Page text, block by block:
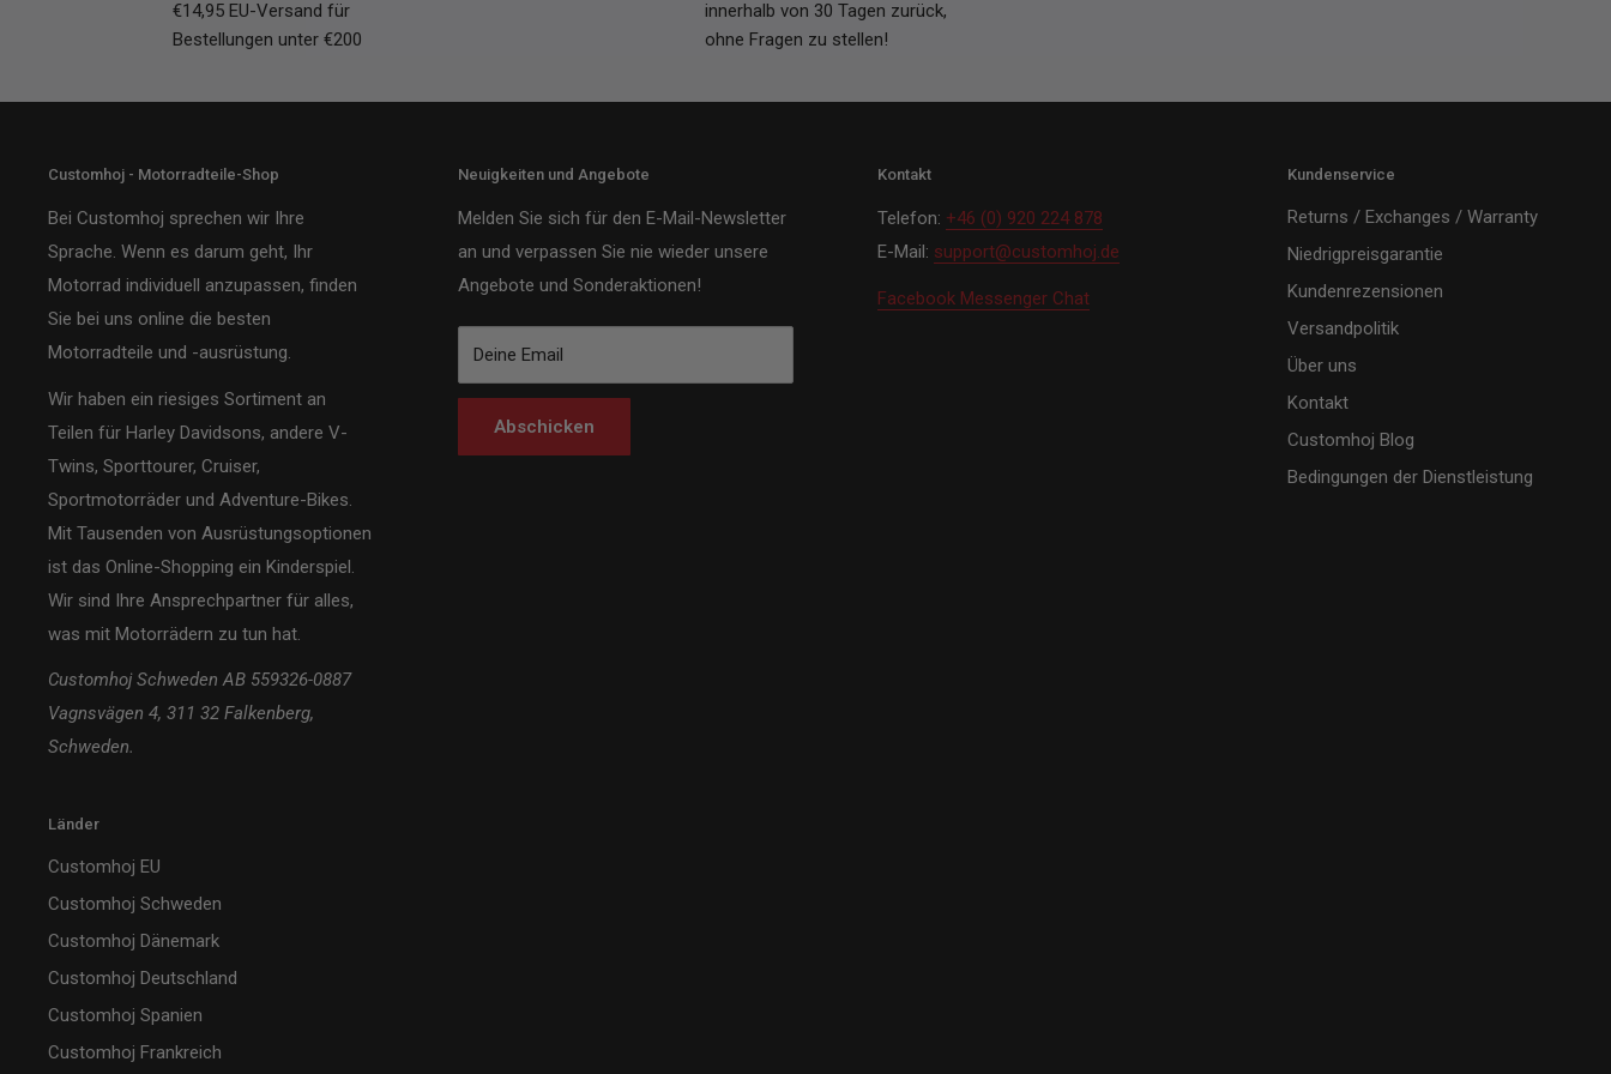
€14,95 EU-Versand für
Bestellungen unter €200
innerhalb von 30 Tagen zurück,
ohne Fragen zu stellen!
Customhoj - Motorradteile-Shop
Bei Customhoj sprechen wir Ihre
Sprache. Wenn es darum geht, Ihr
Motorrad individuell anzupassen, finden
Sie bei uns online die besten
Motorradteile und -ausrüstung.
Wir haben ein riesiges Sortiment an
Teilen für Harley Davidsons, andere V-
Twins, Sporttourer, Cruiser,
Sportmotorräder und Adventure-Bikes.
Mit Tausenden von Ausrüstungsoptionen
ist das Online-Shopping ein Kinderspiel.
Wir sind Ihre Ansprechpartner für alles,
was mit Motorrädern zu tun hat.
Customhoj Schweden AB 559326-0887
Vagnsvägen 4, 311 32 Falkenberg,
Schweden.
Neuigkeiten und Angebote
Melden Sie sich für den E-Mail-Newsletter
an und verpassen Sie nie wieder unsere
Angebote und Sonderaktionen!
Deine Email
Abschicken
Kontakt
Telefon: +46 (0) 920 224 878
E-Mail: support@customhoj.de
Facebook Messenger Chat
Kundenservice
Returns / Exchanges / Warranty
Niedrigpreisgarantie
Kundenrezensionen
Versandpolitik
Über uns
Kontakt
Customhoj Blog
Bedingungen der Dienstleistung
Länder
Customhoj EU
Customhoj Schweden
Customhoj Dänemark
Customhoj Deutschland
Customhoj Spanien
Customhoj Frankreich